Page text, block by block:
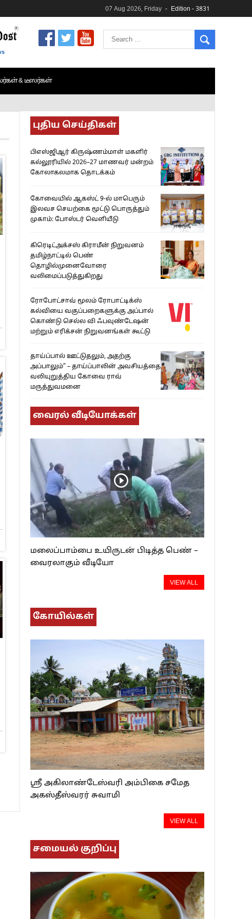
07 Aug 2026, Friday Edition - 3831
& டீஸர்கள்
புதிய செய்திகள்
பிஎஸ்ஜிஆர் கிருஷ்ணம்மாள் மகளிர்
கல்லூரியில் 2026–27 மாணவர் மன்றம்
கோலாகலமாக தொடக்கம்
கோவையில் ஆகஸ்ட் 9-ல் மாபெரும்
இலவச செயற்கை மூட்டு பொருத்தும்
முகாம்: போஸ்டர் வெளியீடு
கிரெடிட்அக்சஸ் கிராமீன் நிறுவனம்
தமிழ்நாட்டில் பெண்
தொழில்முனைவோரை
வலிமைப்படுத்துகிறது
ரோபோட்சாவ் மூலம் ரோபாட்டிக்ஸ்
கல்வியை வகுப்பறைகளுக்கு அப்பால்
கொண்டு செல்ல வி ஃபவுண்டேஷன்
மற்றும் எரிக்சன் நிறுவனங்கள் கூட்டு
தாய்ப்பால் ஊட்டுதலும், அதற்கு
அப்பாலும்” – தாய்ப்பாலின் அவசியத்தை
வலியுறுத்திய கோவை ராவ்
மருத்துவமனை
வைரல் வீடியோக்கள்
மலைப்பாம்பை உயிருடன் பிடித்த பெண் –
வைரலாகும் வீடியோ
VIEW ALL
கோயில்கள்
ஸ்ரீ அகிலாண்டேஸ்வரி அம்பிகை சமேத
அகஸ்தீஸ்வரர் சுவாமி
VIEW ALL
சமையல் குறிப்பு